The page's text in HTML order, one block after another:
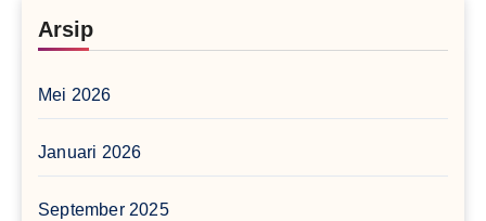
Arsip
Mei 2026
Januari 2026
September 2025